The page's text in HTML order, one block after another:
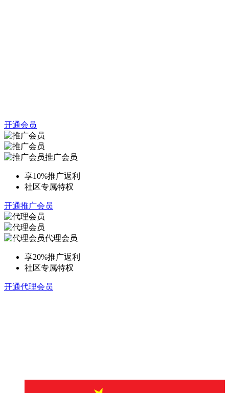
开通会员
推广会员
享10%推广返利
社区专属特权
开通推广会员
代理会员
享20%推广返利
社区专属特权
开通代理会员